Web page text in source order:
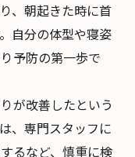
、朝起きた時に首
自分の体型や寝姿
予防の第一歩で
が改善したという
、専門スタッフに
るなど、慎重に検